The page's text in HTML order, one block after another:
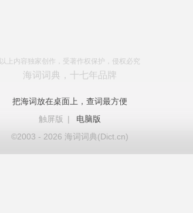
以上内容独家创作，受著作权保护，侵权必究
海词词典，十七年品牌
把海词放在桌面上，查词最方便
触屏版
|
电脑版
©2003 - 2026 海词词典(Dict.cn)